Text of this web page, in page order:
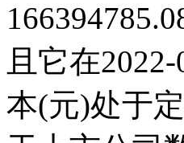
且它在
本(元)处于